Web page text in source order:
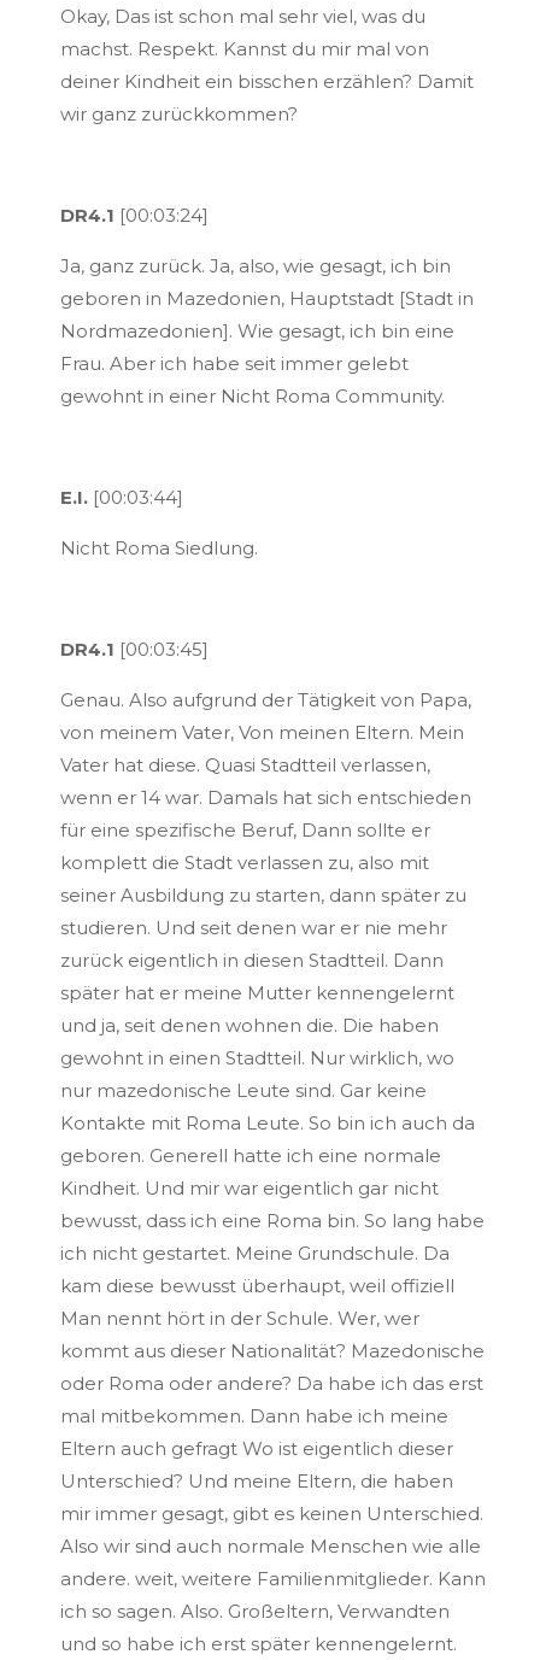
Okay, Das ist schon mal sehr viel, was du
machst. Respekt. Kannst du mir mal von
deiner Kindheit ein bisschen erzählen? Damit
wir ganz zurückkommen?
DR4.1 [00:03:24]
Ja, ganz zurück. Ja, also, wie gesagt, ich bin
geboren in Mazedonien, Hauptstadt [Stadt in
Nordmazedonien]. Wie gesagt, ich bin eine
Frau. Aber ich habe seit immer gelebt
gewohnt in einer Nicht Roma Community.
E.I. [00:03:44]
Nicht Roma Siedlung.
DR4.1 [00:03:45]
Genau. Also aufgrund der Tätigkeit von Papa,
von meinem Vater, Von meinen Eltern. Mein
Vater hat diese. Quasi Stadtteil verlassen,
wenn er 14 war. Damals hat sich entschieden
für eine spezifische Beruf, Dann sollte er
komplett die Stadt verlassen zu, also mit
seiner Ausbildung zu starten, dann später zu
studieren. Und seit denen war er nie mehr
zurück eigentlich in diesen Stadtteil. Dann
später hat er meine Mutter kennengelernt
und ja, seit denen wohnen die. Die haben
gewohnt in einen Stadtteil. Nur wirklich, wo
nur mazedonische Leute sind. Gar keine
Kontakte mit Roma Leute. So bin ich auch da
geboren. Generell hatte ich eine normale
Kindheit. Und mir war eigentlich gar nicht
bewusst, dass ich eine Roma bin. So lang habe
ich nicht gestartet. Meine Grundschule. Da
kam diese bewusst überhaupt, weil offiziell
Man nennt hört in der Schule. Wer, wer
kommt aus dieser Nationalität? Mazedonische
oder Roma oder andere? Da habe ich das erst
mal mitbekommen. Dann habe ich meine
Eltern auch gefragt Wo ist eigentlich dieser
Unterschied? Und meine Eltern, die haben
mir immer gesagt, gibt es keinen Unterschied.
Also wir sind auch normale Menschen wie alle
andere. weit, weitere Familienmitglieder. Kann
ich so sagen. Also. Großeltern, Verwandten
und so habe ich erst später kennengelernt.